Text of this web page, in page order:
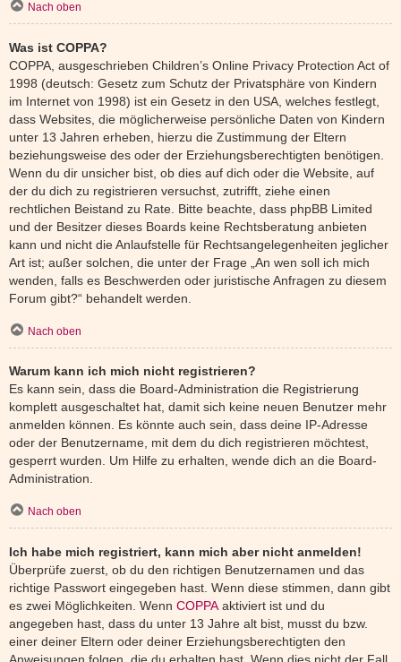
Nach oben
Was ist COPPA?
COPPA, ausgeschrieben Children’s Online Privacy Protection Act of
1998 (deutsch: Gesetz zum Schutz der Privatsphäre von Kindern
im Internet von 1998) ist ein Gesetz in den USA, welches festlegt,
dass Websites, die möglicherweise persönliche Daten von Kindern
unter 13 Jahren erheben, hierzu die Zustimmung der Eltern
beziehungsweise des oder der Erziehungsberechtigten benötigen.
Wenn du dir unsicher bist, ob dies auf dich oder die Website, auf
der du dich zu registrieren versuchst, zutrifft, ziehe einen
rechtlichen Beistand zu Rate. Bitte beachte, dass phpBB Limited
und der Besitzer dieses Boards keine Rechtsberatung anbieten
kann und nicht die Anlaufstelle für Rechtsangelegenheiten jeglicher
Art ist; außer solchen, die unter der Frage „An wen soll ich mich
wenden, falls es Beschwerden oder juristische Anfragen zu diesem
Forum gibt?“ behandelt werden.
Nach oben
Warum kann ich mich nicht registrieren?
Es kann sein, dass die Board-Administration die Registrierung
komplett ausgeschaltet hat, damit sich keine neuen Benutzer mehr
anmelden können. Es könnte auch sein, dass deine IP-Adresse
oder der Benutzername, mit dem du dich registrieren möchtest,
gesperrt wurden. Um Hilfe zu erhalten, wende dich an die Board-
Administration.
Nach oben
Ich habe mich registriert, kann mich aber nicht anmelden!
Überprüfe zuerst, ob du den richtigen Benutzernamen und das
richtige Passwort eingegeben hast. Wenn diese stimmen, dann gibt
es zwei Möglichkeiten. Wenn COPPA aktiviert ist und du
angegeben hast, dass du unter 13 Jahre alt bist, musst du bzw.
einer deiner Eltern oder deiner Erziehungsberechtigten den
Anweisungen folgen, die du erhalten hast. Wenn dies nicht der Fall